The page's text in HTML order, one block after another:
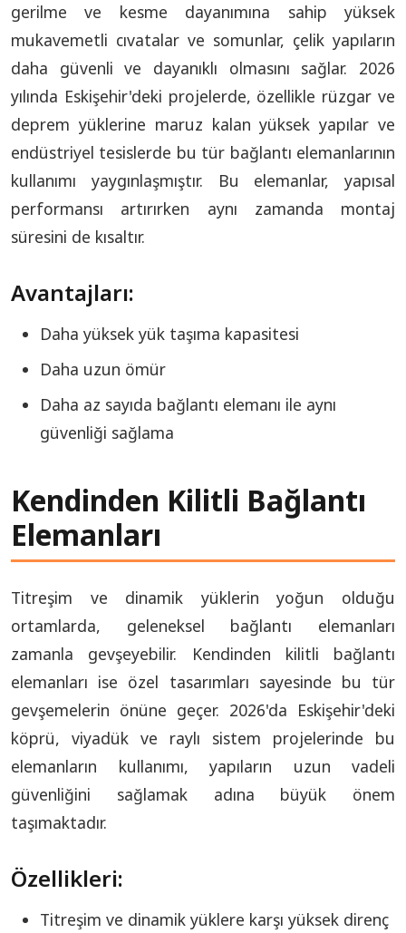
gerilme ve kesme dayanımına sahip yüksek
mukavemetli cıvatalar ve somunlar, çelik yapıların
daha güvenli ve dayanıklı olmasını sağlar. 2026
yılında Eskişehir'deki projelerde, özellikle rüzgar ve
deprem yüklerine maruz kalan yüksek yapılar ve
endüstriyel tesislerde bu tür bağlantı elemanlarının
kullanımı yaygınlaşmıştır. Bu elemanlar, yapısal
performansı artırırken aynı zamanda montaj
süresini de kısaltır.
Avantajları:
Daha yüksek yük taşıma kapasitesi
Daha uzun ömür
Daha az sayıda bağlantı elemanı ile aynı
güvenliği sağlama
Kendinden Kilitli Bağlantı
Elemanları
Titreşim ve dinamik yüklerin yoğun olduğu
ortamlarda, geleneksel bağlantı elemanları
zamanla gevşeyebilir. Kendinden kilitli bağlantı
elemanları ise özel tasarımları sayesinde bu tür
gevşemelerin önüne geçer. 2026'da Eskişehir'deki
köprü, viyadük ve raylı sistem projelerinde bu
elemanların kullanımı, yapıların uzun vadeli
güvenliğini sağlamak adına büyük önem
taşımaktadır.
Özellikleri:
Titreşim ve dinamik yüklere karşı yüksek direnç